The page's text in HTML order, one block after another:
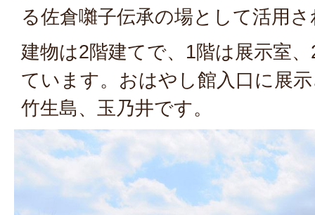
る佐倉囃子伝承の場として活用
建物は2階建てで、1階は展示室
ています。おはやし館入口に展
竹生島、玉乃井です。